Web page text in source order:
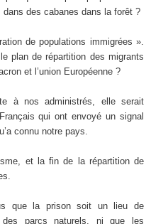
des cabanes dans la forêt ?
de populations immigrées ».
plan de répartition des migrants
et l’union Européenne ?
à nos administrés, elle serait
qui ont envoyé un signal
connu notre pays.
et la fin de la répartition de
que la prison soit un lieu de
des parcs naturels, ni que les